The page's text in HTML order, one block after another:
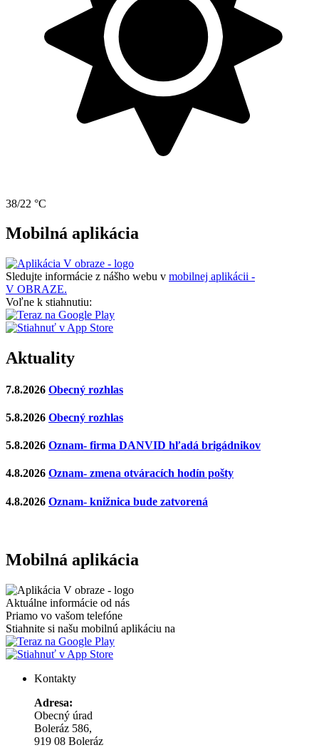
38/22 °C
Mobilná aplikácia
Sledujte informácie z nášho webu v mobilnej aplikácii -
V OBRAZE.
Voľne k stiahnutiu:
Aktuality
7.8.2026 Obecný rozhlas
5.8.2026 Obecný rozhlas
5.8.2026 Oznam- firma DANVID hľadá brigádnikov
4.8.2026 Oznam- zmena otváracích hodín pošty
4.8.2026 Oznam- knižnica bude zatvorená
Mobilná aplikácia
Aktuálne informácie od nás
Priamo vo vašom telefóne
Stiahnite si našu mobilnú aplikáciu na
Kontakty
Adresa:
Obecný úrad
Boleráz 586,
919 08 Boleráz